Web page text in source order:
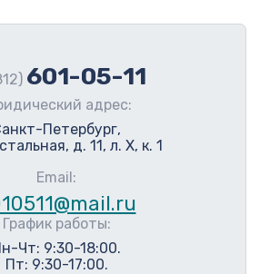
601-05-11
адрес:
Петербург,
д. 11, л. Х, к. 1
Email:
График работы:
Чт: 9:30-18:00.
Пт: 9:30-17:00.